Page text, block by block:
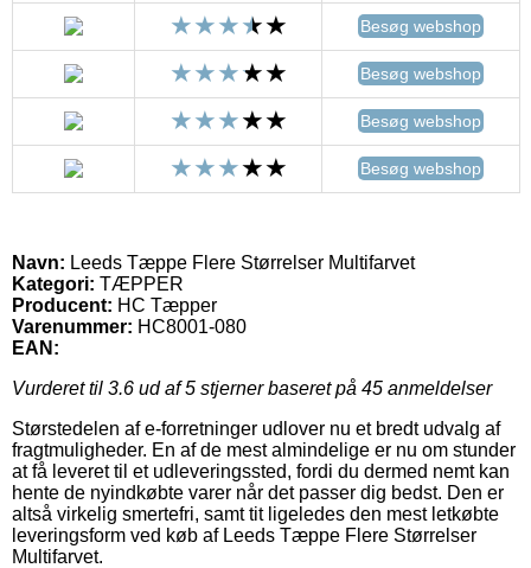
Besøg webshop
Besøg webshop
Besøg webshop
Besøg webshop
Navn: Leeds Tæppe Flere Størrelser Multifarvet
Kategori: TÆPPER
Producent: HC Tæpper
Varenummer: HC8001-080
EAN:
Vurderet til 3.6 ud af 5 stjerner baseret på 45 anmeldelser
Størstedelen af e-forretninger udlover nu et bredt udvalg af
fragtmuligheder. En af de mest almindelige er nu om stunder
at få leveret til et udleveringssted, fordi du dermed nemt kan
hente de nyindkøbte varer når det passer dig bedst. Den er
altså virkelig smertefri, samt tit ligeledes den mest letkøbte
leveringsform ved køb af Leeds Tæppe Flere Størrelser
Multifarvet.